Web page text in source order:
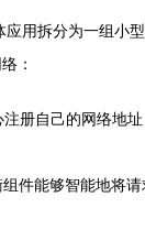
用拆分为一组小
：
册自己的网络
件能够智能地将